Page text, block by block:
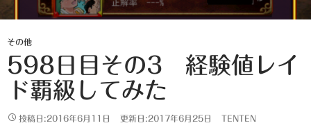
その他
598日目その3 経験値レイ
ド覇級してみた
投稿日:2016年6月11日 更新日:2017年6月25日 TENTEN